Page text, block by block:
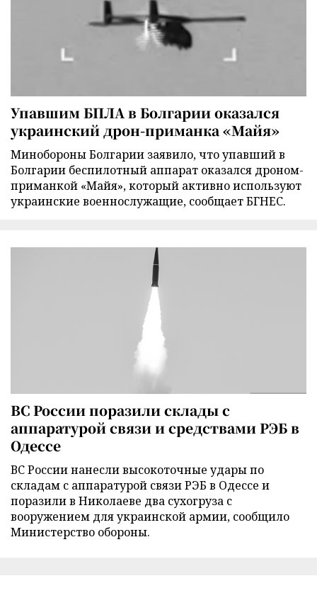
Упавшим БПЛА в Болгарии оказался
украинский дрон-приманка «Майя»
Минобороны Болгарии заявило, что упавший в
Болгарии беспилотный аппарат оказался дроном-
приманкой «Майя», который активно используют
украинские военнослужащие, сообщает БГНЕС.
ВС России поразили склады с
аппаратурой связи и средствами РЭБ в
Одессе
ВС России нанесли высокоточные удары по
складам с аппаратурой связи РЭБ в Одессе и
поразили в Николаеве два сухогруза с
вооружением для украинской армии, сообщило
Министерство обороны.